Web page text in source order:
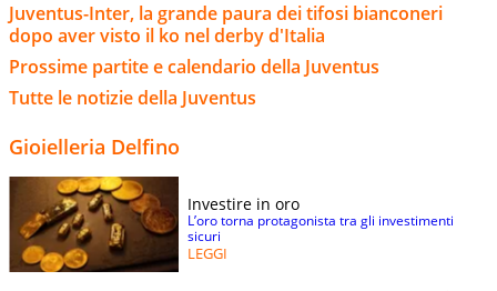
Juventus-Inter, la grande paura dei tifosi bianconeri
dopo aver visto il ko nel derby d'Italia
Prossime partite e calendario della Juventus
Tutte le notizie della Juventus
Gioielleria Delfino
Investire in oro
L’oro torna protagonista tra gli investimenti
sicuri
LEGGI